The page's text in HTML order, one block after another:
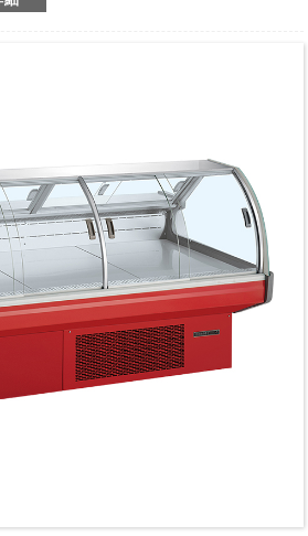
ンです。
、動きがスムーズです。